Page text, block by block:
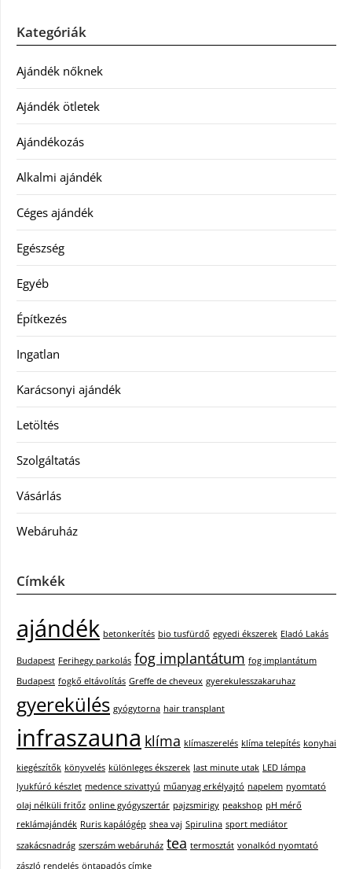
Kategóriák
Ajándék nőknek
Ajándék ötletek
Ajándékozás
Alkalmi ajándék
Céges ajándék
Egészség
Egyéb
Építkezés
Ingatlan
Karácsonyi ajándék
Letöltés
Szolgáltatás
Vásárlás
Webáruház
Címkék
ajándék betonkerítés bio tusfürdő egyedi ékszerek Eladó Lakás
Budapest Ferihegy parkolás fog implantátum fog implantátum
Budapest fogkő eltávolítás Greffe de cheveux gyerekulesszakaruhaz
gyerekülés gyógytorna hair transplant
infraszauna klíma klímaszerelés klíma telepítés konyhai
kiegészítők könyvelés különleges ékszerek last minute utak LED lámpa
lyukfúró készlet medence szivattyú műanyag erkélyajtó napelem nyomtató
olaj nélküli fritőz online gyógyszertár pajzsmirigy peakshop pH mérő
reklámajándék Ruris kapálógép shea vaj Spirulina sport mediátor
szakácsnadrág szerszám webáruház tea termosztát vonalkód nyomtató
zászló rendelés öntapadós címke